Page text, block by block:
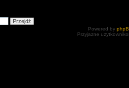
Powered by
Przyjazne